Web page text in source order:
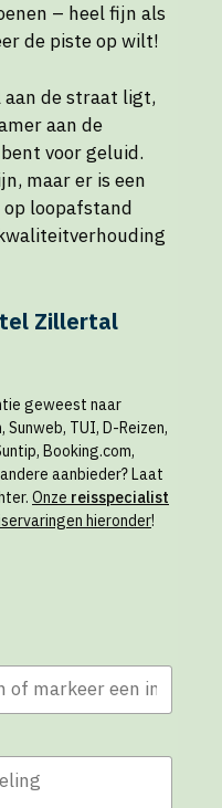
– heel fijn als
de piste op wilt!
de straat ligt,
aan de
voor geluid.
maar er is een
loopafstand
Zillertal
geweest naar
TUI, D-Reizen,
Booking.com,
aanbieder? Laat
Onze reisspecialist
hieronder!